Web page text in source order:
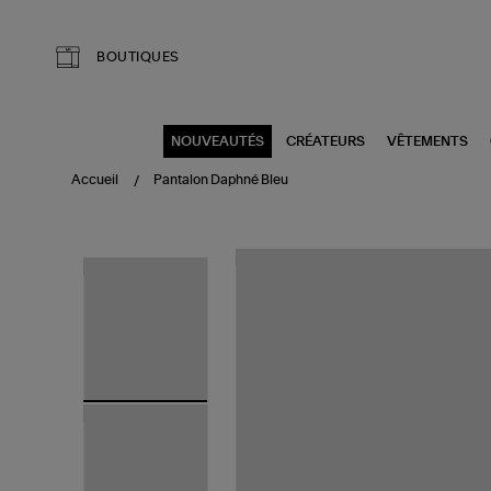
BOUTIQUES
NOUVEAUTÉS CRÉATEURS VÊTEMENTS
Accueil Pantalon Daphné Bleu